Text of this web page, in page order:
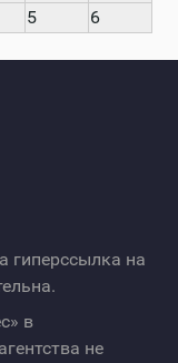
5 6
гиперссылка на
в
не